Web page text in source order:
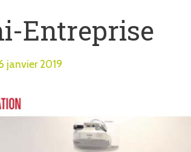
Entreprise
janvier 2019